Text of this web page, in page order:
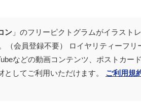
ン 」のフリーピクトグラムがイラスト
（会員登録不要） ロイヤリティーフリ
などの動画コンテンツ、ポストカー
してご利用いただけます。 ご利用規